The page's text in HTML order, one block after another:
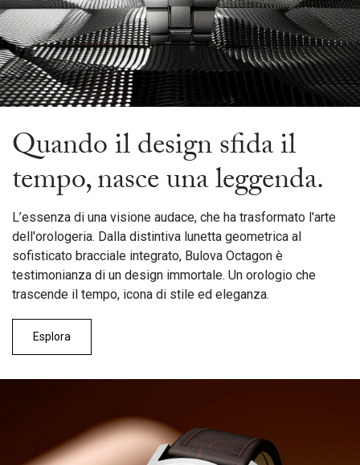
Quando il design sfida il
tempo, nasce una leggenda.
L’essenza di una visione audace, che ha trasformato l'arte
dell'orologeria. Dalla distintiva lunetta geometrica al
sofisticato bracciale integrato, Bulova Octagon è
testimonianza di un design immortale. Un orologio che
trascende il tempo, icona di stile ed eleganza.
Esplora